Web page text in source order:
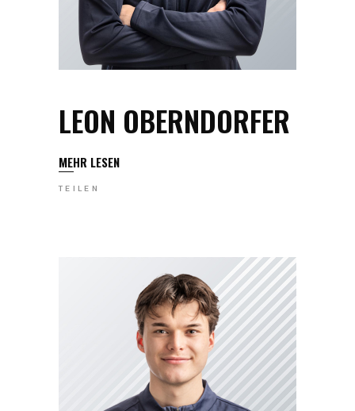
LEON OBERNDORFER
MEHR LESEN
TEILEN